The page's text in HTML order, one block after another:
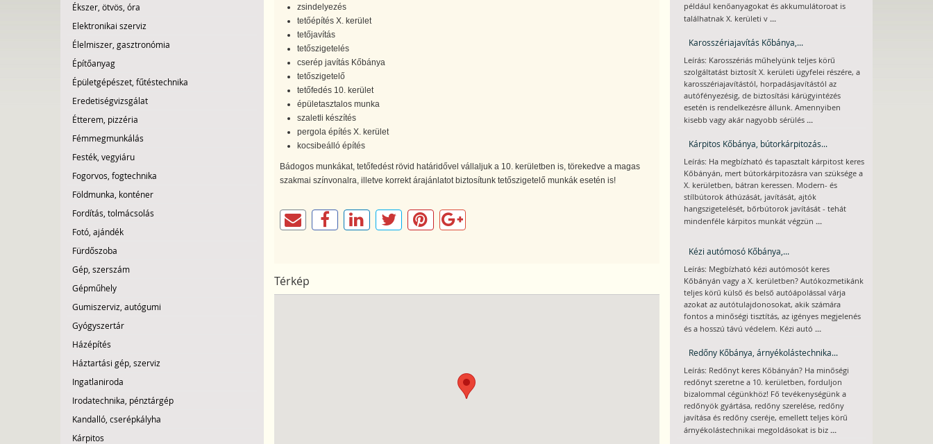
Ékszer, ötvös, óra
Elektronikai szerviz
Élelmiszer, gasztronómia
Építőanyag
Épületgépészet, fűtéstechnika
Eredetiségvizsgálat
Étterem, pizzéria
Fémmegmunkálás
Festék, vegyiáru
Fogorvos, fogtechnika
Földmunka, konténer
Fordítás, tolmácsolás
Fotó, ajándék
Fürdőszoba
Gép, szerszám
Gépműhely
Gumiszerviz, autógumi
Gyógyszertár
Házépítés
Háztartási gép, szerviz
Ingatlaniroda
Irodatechnika, pénztárgép
Kandalló, cserépkályha
Kárpitos
zsindelyezés
tetőépítés X. kerület
tetőjavítás
tetőszigetelés
cserép javítás Kőbánya
tetőszigetelő
tetőfedés 10. kerület
épületasztalos munka
szaletli készítés
pergola építés X. kerület
kocsibeálló építés
Bádogos munkákat, tetőfedést rövid határidővel vállaljuk a 10. kerületben is, törekedve a magas
szakmai színvonalra, illetve korrekt árajánlatot biztosítunk tetőszigetelő munkák esetén is!
Térkép
például kenőanyagokat és akkumulátoroat is
találhatnak X. kerületi v ...
Karosszériajavítás Kőbánya,...
Leírás: Karosszériás műhelyünk teljes körű
szolgáltatást biztosít X. kerületi ügyfelei részére, a
karosszériajavítástól, horpadásjavítástól az
autófényezésig, de biztosítási kárügyintézés
esetén is rendelkezésre állunk. Amennyiben
kisebb vagy akár nagyobb sérülés ...
Kárpitos Kőbánya, bútorkárpitozás...
Leírás: Ha megbízható és tapasztalt kárpitost keres
Kőbányán, mert bútorkárpitozásra van szüksége a
X. kerületben, bátran keressen. Modern- és
stílbútorok áthúzását, javítását, ajtók
hangszigetelését, bőrbútorok javítását - tehát
mindenféle kárpitos munkát végzün ...
Kézi autómosó Kőbánya,...
Leírás: Megbízható kézi autómosót keres
Kőbányán vagy a X. kerületben? Autókozmetikánk
teljes körű külső és belső autóápolással várja
azokat az autótulajdonosokat, akik számára
fontos a minőségi tisztítás, az igényes megjelenés
és a hosszú távú védelem. Kézi autó ...
Redőny Kőbánya, árnyékolástechnika...
Leírás: Redőnyt keres Kőbányán? Ha minőségi
redőnyt szeretne a 10. kerületben, forduljon
bizalommal cégünkhöz! Fő tevékenységünk a
redőnyök gyártása, redőny szerelése, redőny
javítása és redőny cseréje, emellett teljes körű
árnyékolástechnikai megoldásokat is biz ...